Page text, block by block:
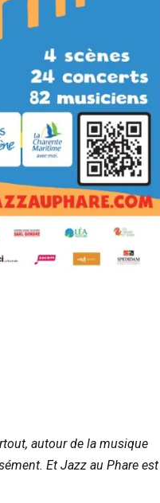
autour de la musique
Et Jazz au Phare est